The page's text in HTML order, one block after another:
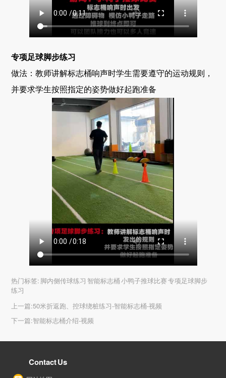
专项足球脚步练习
做法：教师讲解标志桶响声时学生需要遵守的运动规则，
并要求学生按照指定的姿势做好起跑准备
热门标签: 脚内侧传球练习 智能标志桶 小鸭子推球比赛 专项足球脚步
练习
上一篇:50米折返跑、控球绕桩练习-智能标志桶-视频
下一篇:智能标志桶介绍-视频
Contact Us